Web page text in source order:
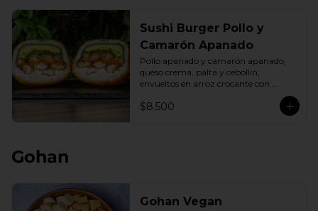
Sushi Burger Pollo y
Camarón Apanado
Pollo apanado y camarón apanado,
queso crema, palta y cebollín,
envueltos en arroz crocante con
$8.500
Gohan
Gohan Vegan